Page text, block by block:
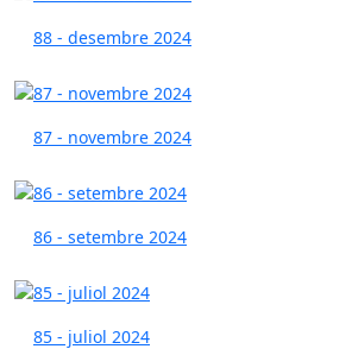
88 - desembre 2024
87 - novembre 2024
86 - setembre 2024
85 - juliol 2024